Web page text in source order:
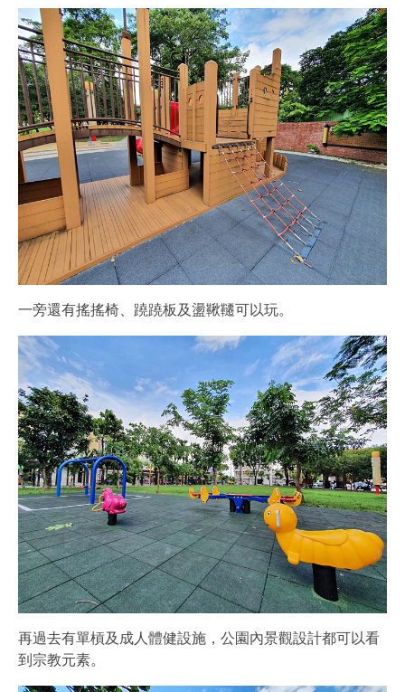
一旁還有搖搖椅、蹺蹺板及盪鞦韆可以玩。
再過去有單槓及成人體健設施，公園內景觀設計都可以看
到宗教元素。